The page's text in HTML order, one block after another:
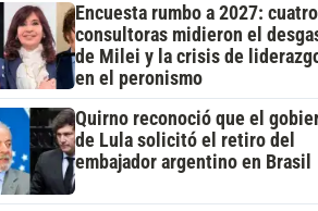
Encuesta rumbo a 2027: cuatro
consultoras midieron el
de Milei y la crisis de
en el peronismo
Quirno reconoció que el
de Lula solicitó el retiro del
embajador argentino en Brasil